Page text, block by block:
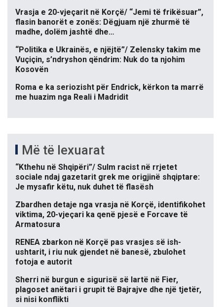
Vrasja e 20-vjeçarit në Korçë/ “Jemi të frikësuar”,
flasin banorët e zonës: Dëgjuam një zhurmë të
madhe, dolëm jashtë dhe…
“Politika e Ukrainës, e njëjtë”/ Zelensky takim me
Vuçiçin, s’ndryshon qëndrim: Nuk do ta njohim
Kosovën
Roma e ka seriozisht për Endrick, kërkon ta marrë
me huazim nga Reali i Madridit
Më të lexuarat
“Kthehu në Shqipëri”/ Sulm racist në rrjetet
sociale ndaj gazetarit grek me origjinë shqiptare:
Je mysafir këtu, nuk duhet të flasësh
Zbardhen detaje nga vrasja në Korçë, identifikohet
viktima, 20-vjeçari ka qenë pjesë e Forcave të
Armatosura
RENEA zbarkon në Korçë pas vrasjes së ish-
ushtarit, i riu nuk gjendet në banesë, zbulohet
fotoja e autorit
Sherri në burgun e sigurisë së lartë në Fier,
plagoset anëtari i grupit të Bajrajve dhe një tjetër,
si nisi konflikti